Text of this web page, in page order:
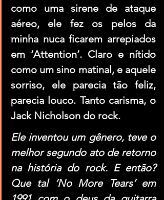
como uma sirene de ataque
aéreo, ele fez os pelos da
minha nuca ficarem arrepiados
em ‘Attention’. Claro e nítido
como um sino matinal, e aquele
sorriso, ele parecia tão feliz,
parecia louco. Tanto carisma, o
Jack Nicholson do rock.
Ele inventou um gênero, teve o
melhor segundo ato de retorno
na história do rock. E então?
Que tal ‘No More Tears’ em